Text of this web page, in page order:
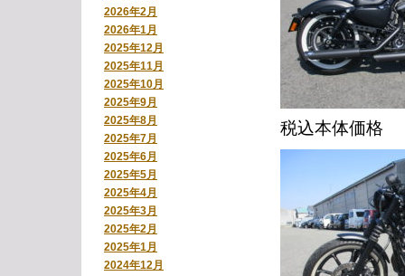
2026年2月
2026年1月
2025年12月
2025年11月
2025年10月
2025年9月
2025年8月
2025年7月
2025年6月
2025年5月
2025年4月
2025年3月
2025年2月
2025年1月
2024年12月
税込本体価格